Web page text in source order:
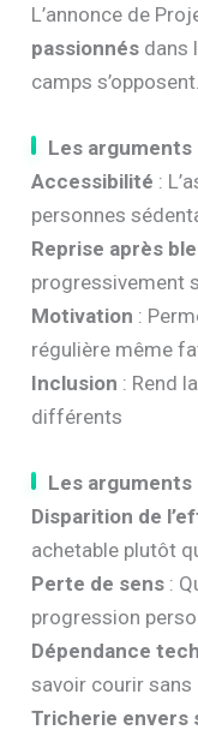
L’annonce de
passionnés dans
camps s’opposent.
Les arguments
Accessibilité :
personnes
Reprise après
progressivement
Motivation :
régulière même
Inclusion : Rend
différents
Les arguments
Disparition de
achetable plutôt
Perte de sens :
progression
Dépendance
savoir courir
Tricherie envers